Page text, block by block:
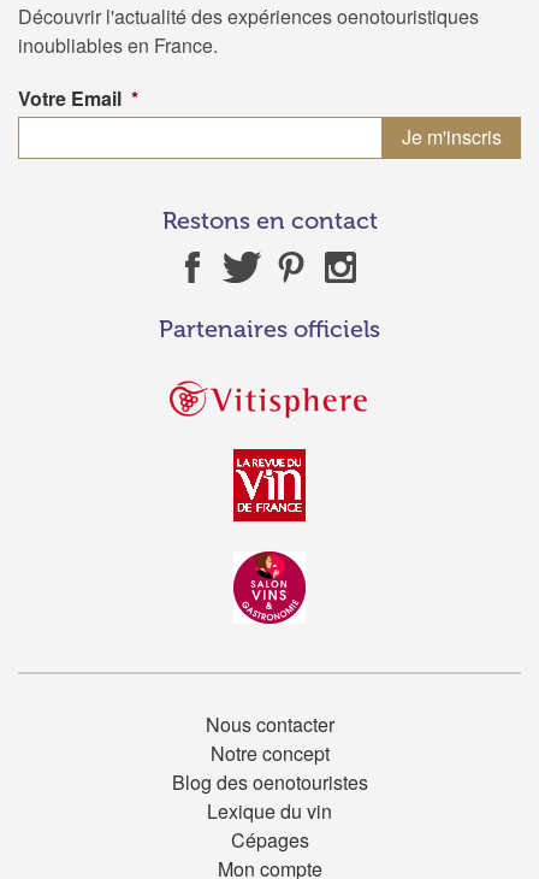
Découvrir l'actualité des expériences oenotouristiques
inoubliables en France.
Votre Email *
Restons en contact
Partenaires officiels
Nous contacter
Notre concept
Blog des oenotouristes
Lexique du vin
Cépages
Mon compte